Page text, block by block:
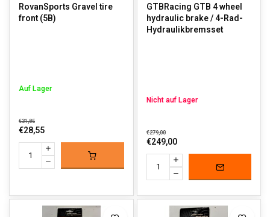
RovanSports Gravel tire
front (5B)
Auf Lager
€31,85
€28,55
GTBRacing GTB 4 wheel
hydraulic brake / 4-Rad-
Hydraulikbremsset
Nicht auf Lager
€279,00
€249,00